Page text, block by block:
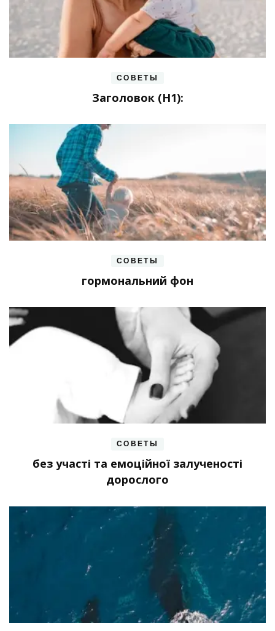
СОВЕТЫ
Заголовок (H1):
СОВЕТЫ
гормональний фон
СОВЕТЫ
без участі та емоційної залученості
дорослого